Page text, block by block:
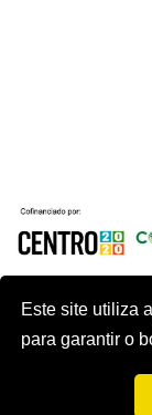
Este site utiliza
para garantir o